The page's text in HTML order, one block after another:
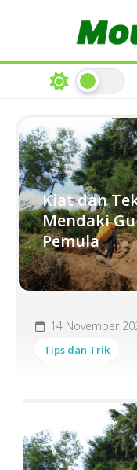
Kiat dan
Mendaki
Pemula
14 November
Tips dan Trik